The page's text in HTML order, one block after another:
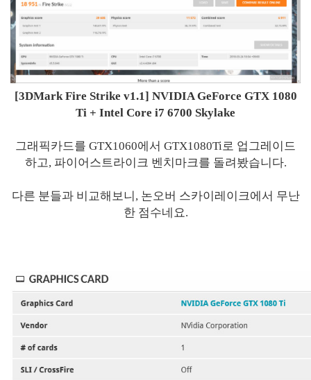
[3DMark Fire Strike v1.1] NVIDIA GeForce GTX 1080
Ti + Intel Core i7 6700 Skylake
그래픽카드를 GTX1060에서 GTX1080Ti로 업그레이드
하고, 파이어스트라이크 벤치마크를 돌려봤습니다.
다른 분들과 비교해보니, 논오버 스카이레이크에서 무난
한 점수네요.